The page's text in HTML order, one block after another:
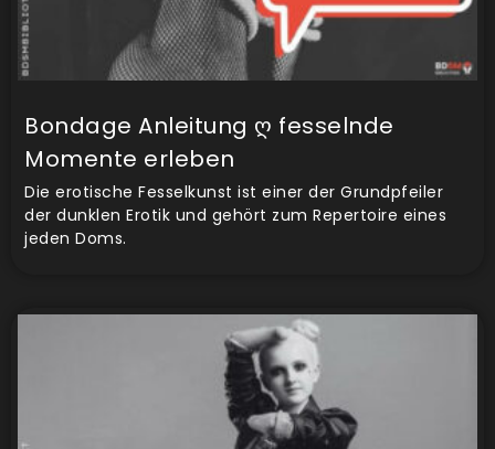
Bondage Anleitung ღ fesselnde
Momente erleben
Die erotische Fesselkunst ist einer der Grundpfeiler
der dunklen Erotik und gehört zum Repertoire eines
jeden Doms.